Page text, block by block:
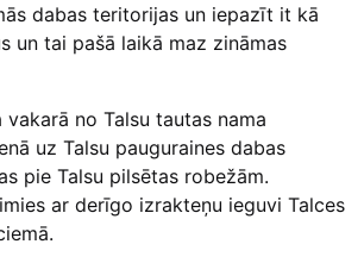
dabas teritorijas un iepazīt it kā
un tai pašā laikā maz zināmas
vakarā no Talsu tautas nama
uz Talsu pauguraines dabas
pie Talsu pilsētas robežām.
ar derīgo izrakteņu ieguvi Talces